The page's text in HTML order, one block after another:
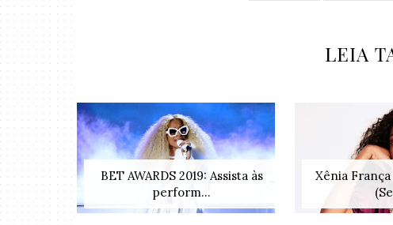
LEIA
BET AWARDS 2019: Assista às
perform...
Xênia